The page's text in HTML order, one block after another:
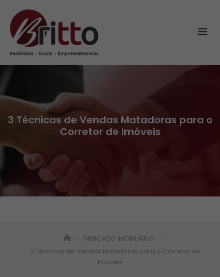
content
3 Técnicas de Vendas Matadoras para o
Corretor de Imóveis
MERCADO IMOBILIÁRIO
3 Técnicas de Vendas Matadoras para o Corretor de
Imóveis